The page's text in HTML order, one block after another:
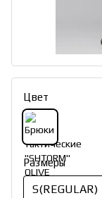
Цвет
Размеры
S(REGULAR)